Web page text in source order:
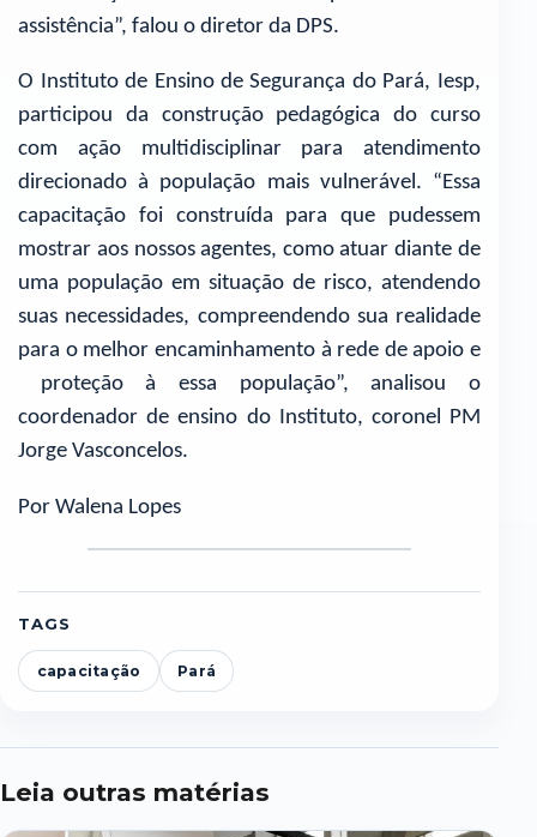
assistência”, falou o diretor da DPS.
O Instituto de Ensino de Segurança do Pará, Iesp,
participou da construção pedagógica do curso
com ação multidisciplinar para atendimento
direcionado à população mais vulnerável. “Essa
capacitação foi construída para que pudessem
mostrar aos nossos agentes, como atuar diante de
uma população em situação de risco, atendendo
suas necessidades, compreendendo sua realidade
para o melhor encaminhamento à rede de apoio e
proteção à essa população”, analisou o
coordenador de ensino do Instituto, coronel PM
Jorge Vasconcelos.
Por Walena Lopes
TAGS
capacitação Pará
Leia outras matérias